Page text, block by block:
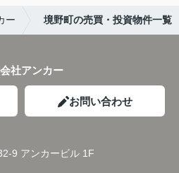
ー 境野町の売買・投資物件一覧
社アンカー
お問い合わせ
9 アンカービル 1F